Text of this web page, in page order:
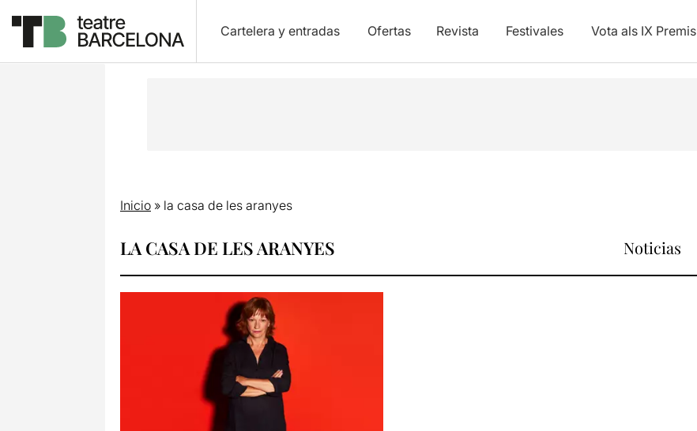
Cartelera y entradas Ofertas Revista Festivales Vota als IX Premis
Inicio» la casa de les aranyes
LA CASA DE LES ARANYES Noticias